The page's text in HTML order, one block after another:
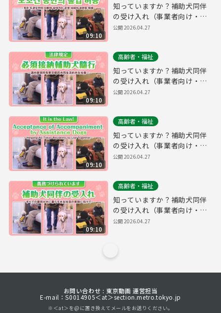
09:10
知っていますか？補助犬同伴
の受け入れ（事業者向け・普
及啓発用）（韓国語ver.）
公開2026.04.27
09:10
高齢者・福祉
知っていますか？補助犬同伴
の受け入れ（事業者向け・普
及啓発用）（中国語ver.）
公開2026.04.27
09:10
高齢者・福祉
知っていますか？補助犬同伴
の受け入れ（事業者向け・普
及啓発用）（英語ver.）
公開2026.04.27
09:10
高齢者・福祉
知っていますか？補助犬同伴
の受け入れ（事業者向け・普
及啓発用）
公開2026.04.27
お問い合わせ : 東京動画 運営担当
E-mail：S0014905＜at＞section.metro.tokyo.jp
※＜at＞を@に置き換えてメールをお送りください。